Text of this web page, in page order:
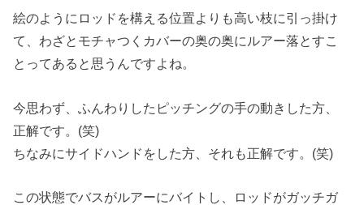
絵のようにロッドを構える位置よりも高い枝に引っ掛け
て、わざとモチャつくカバーの奥の奥にルアー落とすこ
とってあると思うんですよね。
今思わず、ふんわりしたピッチングの手の動きした方、
正解です。(笑)
ちなみにサイドハンドをした方、それも正解です。(笑)
この状態でバスがルアーにバイトし、ロッドがガッチガ